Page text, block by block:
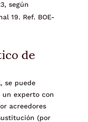
según
19. Ref. BOE-
de
se puede
experto con
acreedores
(por